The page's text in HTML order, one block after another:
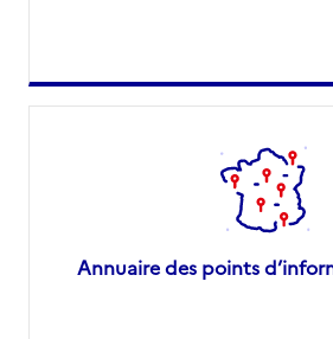
Annuaire des points